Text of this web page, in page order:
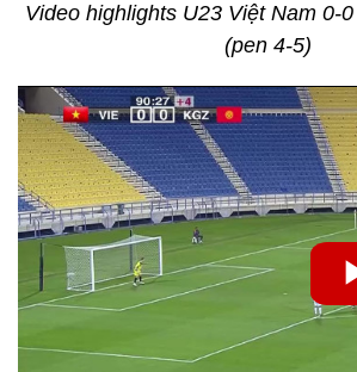
Video highlights U23 Việt Nam 0-
(pen 4-5)